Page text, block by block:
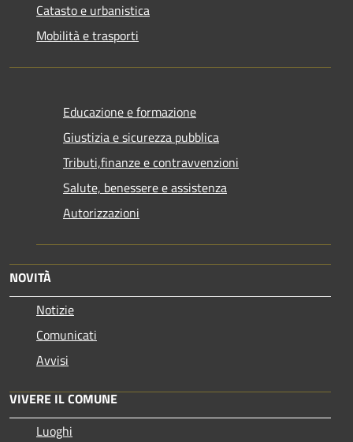
Catasto e urbanistica
Mobilità e trasporti
Educazione e formazione
Giustizia e sicurezza pubblica
Tributi,finanze e contravvenzioni
Salute, benessere e assistenza
Autorizzazioni
NOVITÀ
Notizie
Comunicati
Avvisi
VIVERE IL COMUNE
Luoghi